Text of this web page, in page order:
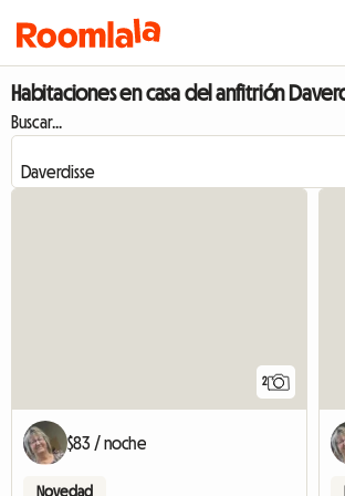
Habitaciones en casa del anfitrión
Buscar...
2
$83 / noche
Novedad